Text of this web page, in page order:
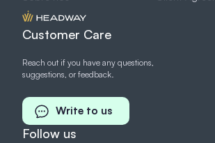
Customer Care
Reach out if you have any questions,
suggestions, or feedback.
Write to us
Follow us